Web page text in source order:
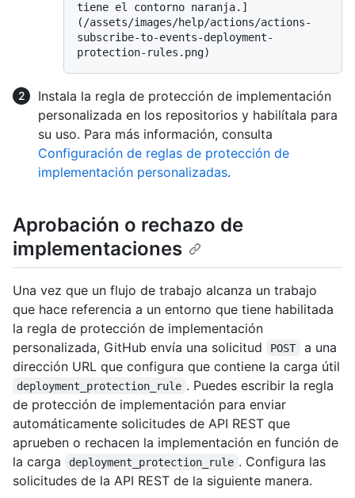
tiene el contorno naranja.]
(/assets/images/help/actions/actions-
subscribe-to-events-deployment-
Instala la regla de protección de implementación
personalizada en los repositorios y habilítala para
su uso. Para más información, consulta
Configuración de reglas de protección de
implementación personalizadas.
Aprobación o rechazo de
implementaciones
Una vez que un flujo de trabajo alcanza un trabajo
que hace referencia a un entorno que tiene habilitada
la regla de protección de implementación
personalizada, GitHub envía una solicitud
POST
a una
dirección URL que configura que contiene la carga útil
deployment_protection_rule . Puedes escribir la regla
de protección de implementación para enviar
automáticamente solicitudes de API REST que
aprueben o rechacen la implementación en función de
la carga
deployment_protection_rule . Configura las
solicitudes de la API REST de la siguiente manera.